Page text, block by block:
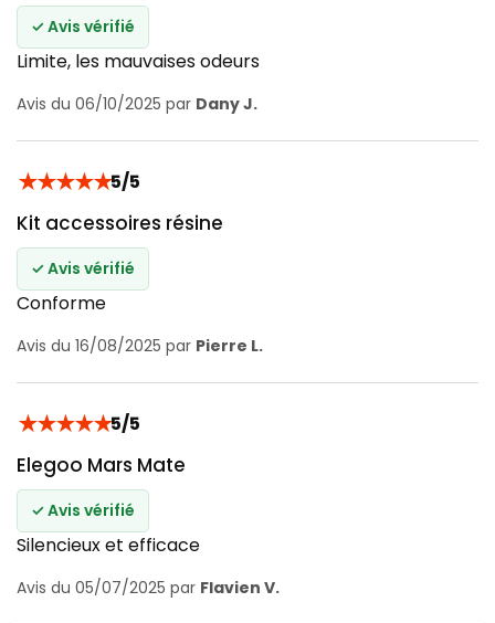
✓ Avis vérifié
Limite, les mauvaises odeurs
Avis du 06/10/2025 par Dany J.
★★★★★5/5
Kit accessoires résine
✓ Avis vérifié
Conforme
Avis du 16/08/2025 par Pierre L.
★★★★★5/5
Elegoo Mars Mate
✓ Avis vérifié
Silencieux et efficace
Avis du 05/07/2025 par Flavien V.